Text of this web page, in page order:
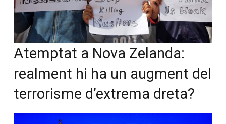
Atemptat a Nova Zelanda:
realment hi ha un augment del
terrorisme d’extrema dreta?